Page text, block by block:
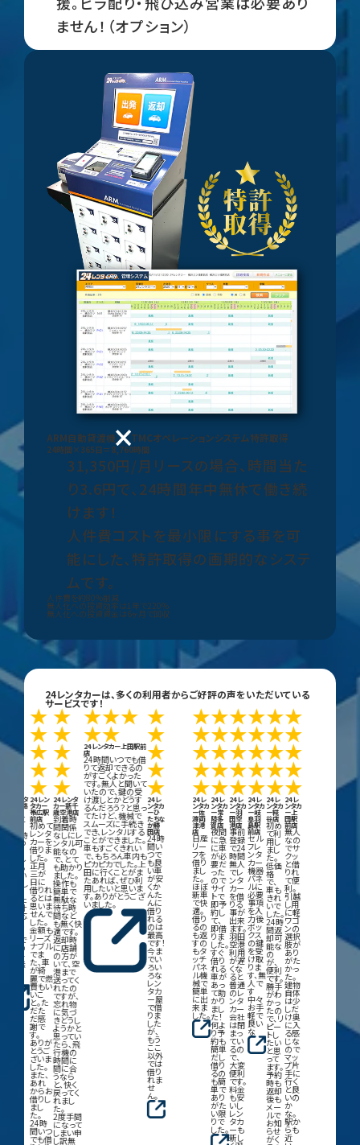
ません！（オプション）
ARM自動貸渡機 TMCオペレーションシステム特許取得
24時間×365日＝8,760時間
31,350円/月リースの場合、 時間当た
り3.6円で、24時間年中無休で働き続
けます！
人件費コストを最小限にする事を可
能にした、特許取得の画期的なシステ
ムです。
人件費を約80%削減
無人化への投資効率は1年で220%
無人化への投資資金は6ヶ月で回収
24レンタカーは、多くの利用者からご好評の声をいただいている
サービスです！
て
時
★
★
★
★
★
24レン
タカー
帯広駅
前店
初めて
レンタ
カーを
借りま
した。
正月
三が
日に
借りれ
るとは
思いま
せんで
した。
金額も
リーズ
ナブル
でま
た、車
が綺
麗で燃
費もい
いこ
と。た
だた
だ感
謝で
ありが
とうご
ざいま
した。
また、
あれ
からお
借りし
24時
間いつ
でも借
★
★
★
★
★
24レンタ
カー新千
歳空港店
到着時
間関係
なしにレ
ンタル可
能なの
で、とて
も助かり
ました。
操作も
簡単で
無駄な
待ち時
間など
も無く快
適です。
返却時
に店舗
の方が
いて、空
港まで
送ってく
れたの
ですが、
忘れ物
に気づ
きどうし
ようかと
思ってい
たら、飛
行機の
時間に
間に合
うなら
と、快く
戻ってく
れまし
た。
2度手間
になって
しまい申
し訳無
★★★
★★
24レンタカー上田駅前
店
24時間いつでも借
りて返却できるの
がすごくよかった
です。無人と聞いて
いたので、鍵の受
け渡しとかどうす
るんだろう？と思っ
てたけど、機械で
スムーズに手続き
でき、レンタルする
ことができました。
車もすごくきれい
で、もちろん車内も
ピカピカでした。上
田に行くことがま
たあれば、ぜひ利
用したいと思いま
す。ありがとうござ
いました。
★
★
★
★
★
24レ
ンタカ
ーひ
たちな
か勝
田店
24時
間い
つで
も良
い車
が安
くか
んた
んに
借り
れる
のは
最高
です！
今ま
でい
ろい
ろな
ー屋
で借
以外
では
借り
れま
★
★
★
★
★
24レ
ンタカ
ー佐
渡両
津港
日産
リー
フを
借り
まし
た。
ほぼ
新車
で快
適。
借り
るの
も返
すの
もタ
ッチ
パネ
ル機
械で
簡単
に出
来ま
した。
★
★
★
★
★
24レ
ンタカ
ー常
陸多
賀店
夜間
に急
に車
が必
要だ
った
ので
サイ
トで
即予
約し
て、
即借
りま
した。
すぐ
借り
れる
車が
あっ
て助
かり
まし
た！
何よ
り予
約も
簡単
だし
借り
るの
も簡
単で
あり
がた
い限
りで
した。
★
★
★
★
★
24レ
ンタカ
ー羽
田空
港店
事前
登録
で24
時間
無人
でレ
ンタ
カー
を借
りる
事が
出来
ます。
羽田
空港
利用
が遅
くな
ると
普通
のレ
ンタ
カー
会社
は閉
まっ
てい
るの
で、
大変
便利
です。
料金
も安
いし
レン
タカ
ーも
新し
★
★
★
★
★
24レ
ンタカ
ー岐
阜羽
島駅
前店
セル
フレ
ンタ
カー
機器
パネ
ルに
必要
事項
を入
力後
ボッ
クス
の鍵
を受
け取
りま
す、無
人で
す
中々
お手
軽で
良い
な
★
★
★
★
★
24レ
ンタカ
ー糀
谷店
初め
て利
用し
まし
た。
低価
格
で、
車も
きれ
いで
した。
24時
間返
却可
能な
の
が、
便利
です。
勝手
がわ
かっ
たの
で、リ
ピー
トし
たい
と思
って
ます。
予約
時も
返却
後も
メー
ルで
お知
らせ
がく
★
★
★
★
★
24レ
ンタカ
ー上
田駅
前店
無人
なの
でサ
クッ
と借
りれ
て便
利。
引越
し用
に軽
ワゴ
ンの
選択
肢が
あり
がた
かっ
た。
建物
自体
は少
しだ
け奥
に入
る感
じな
ので
マッ
プ片
手に
行く
と良
いの
か
な。
駅か
らも
近